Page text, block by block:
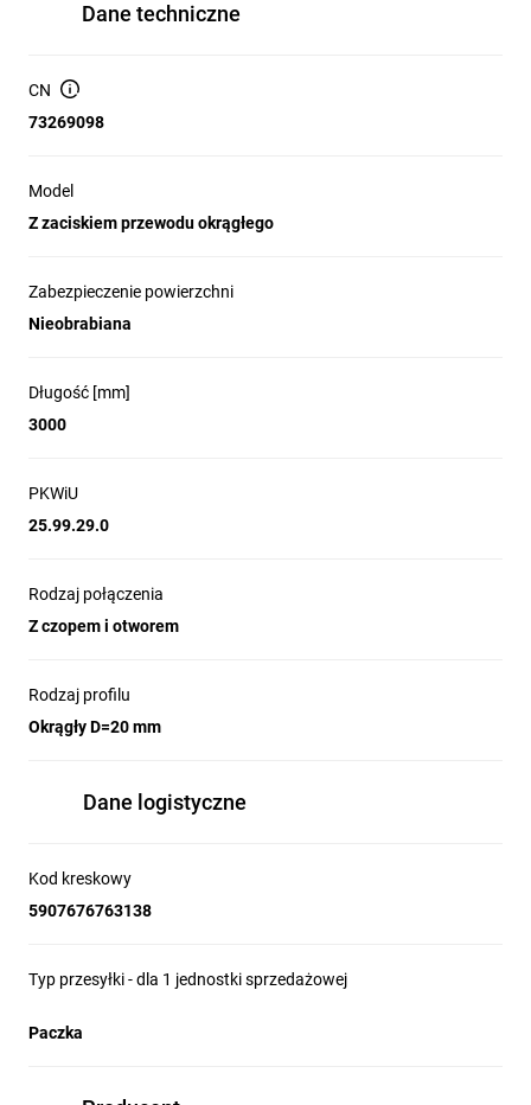
Dane techniczne
CN
73269098
Model
Z zaciskiem przewodu okrągłego
Zabezpieczenie powierzchni
Nieobrabiana
Długość [mm]
3000
PKWiU
25.99.29.0
Rodzaj połączenia
Z czopem i otworem
Rodzaj profilu
Okrągły D=20 mm
Dane logistyczne
Kod kreskowy
5907676763138
Typ przesyłki - dla 1 jednostki sprzedażowej
Paczka